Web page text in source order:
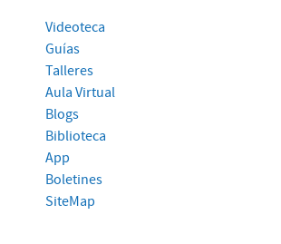
Videoteca
Guías
Talleres
Aula Virtual
Blogs
Biblioteca
App
Boletines
SiteMap